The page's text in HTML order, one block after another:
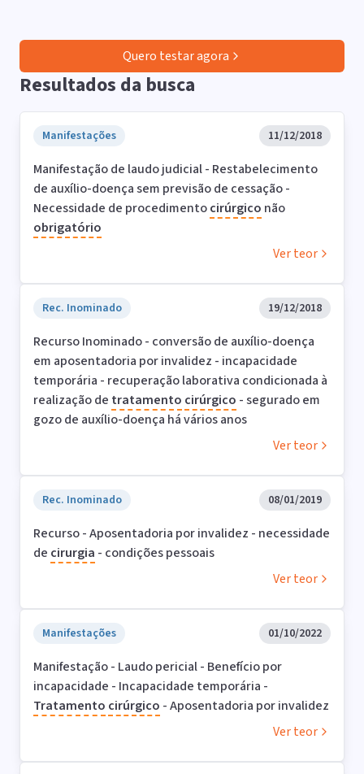
Quero testar agora
Resultados da busca
Manifestações 11/12/2018
Manifestação de laudo judicial - Restabelecimento
de auxílio-doença sem previsão de cessação -
Necessidade de procedimentocirúrgico não
obrigatório
Ver teor
Rec. Inominado 19/12/2018
Recurso Inominado - conversão de auxílio-doença
em aposentadoria por invalidez - incapacidade
temporária - recuperação laborativa condicionada à
realização de tratamento cirúrgico - segurado em
gozo de auxílio-doença há vários anos
Ver teor
Rec. Inominado 08/01/2019
Recurso - Aposentadoria por invalidez - necessidade
de cirurgia - condições pessoais
Ver teor
Manifestações 01/10/2022
Manifestação - Laudo pericial - Benefício por
incapacidade - Incapacidade temporária -
Tratamento cirúrgico - Aposentadoria por invalidez
Ver teor